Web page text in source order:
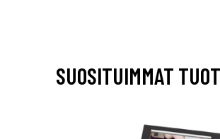
SUOSITUIMMAT